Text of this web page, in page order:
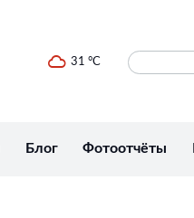
31 °C
Блог Фотоотчёты